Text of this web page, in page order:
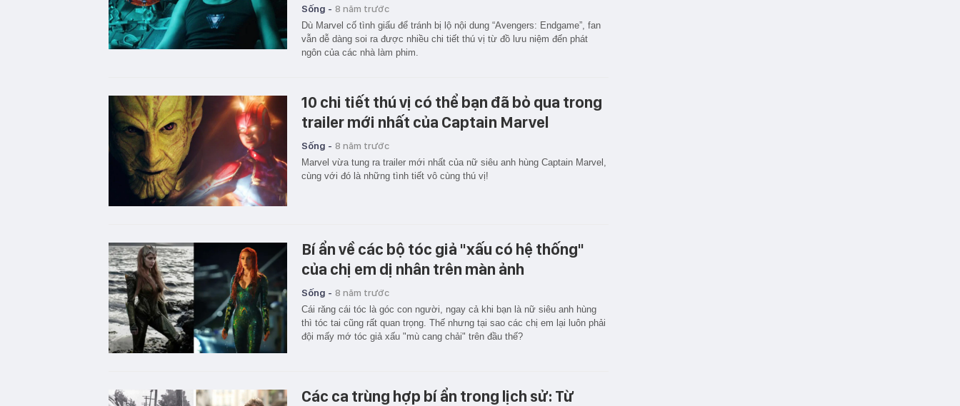
Sống - 8 năm trước
Dù Marvel cố tình giấu để tránh bị lộ nội dung “Avengers: Endgame”, fan
vẫn dễ dàng soi ra được nhiều chi tiết thú vị từ đồ lưu niệm đến phát
ngôn của các nhà làm phim.
10 chi tiết thú vị có thể bạn đã bỏ qua trong
trailer mới nhất của Captain Marvel
Sống - 8 năm trước
Marvel vừa tung ra trailer mới nhất của nữ siêu anh hùng Captain Marvel,
cùng với đó là những tình tiết vô cùng thú vị!
Bí ẩn về các bộ tóc giả "xấu có hệ thống"
của chị em dị nhân trên màn ảnh
Sống - 8 năm trước
Cái răng cái tóc là góc con người, ngay cả khi bạn là nữ siêu anh hùng
thì tóc tai cũng rất quan trọng. Thế nhưng tại sao các chị em lại luôn phải
đội mấy mớ tóc giả xấu "mù cang chải" trên đầu thế?
Các ca trùng hợp bí ẩn trong lịch sử: Từ